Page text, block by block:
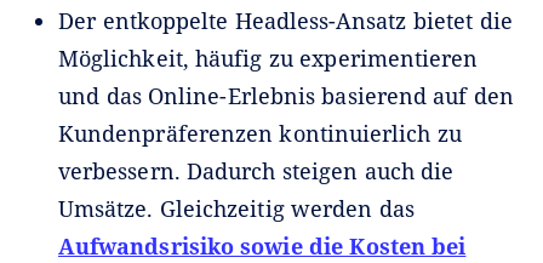
Der entkoppelte Headless-Ansatz bietet die
Möglichkeit, häufig zu experimentieren
und das Online-Erlebnis basierend auf den
Kundenpräferenzen kontinuierlich zu
verbessern. Dadurch steigen auch die
Umsätze. Gleichzeitig werden das
Aufwandsrisiko sowie die Kosten bei